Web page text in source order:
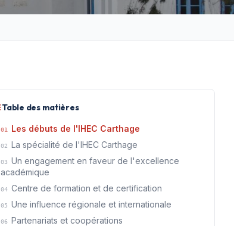
Table des matières
01 Les débuts de l'IHEC Carthage
02 La spécialité de l'IHEC Carthage
03
Un engagement en faveur de l'excellence
académique
04 Centre de formation et de certification
05 Une influence régionale et internationale
06 Partenariats et coopérations